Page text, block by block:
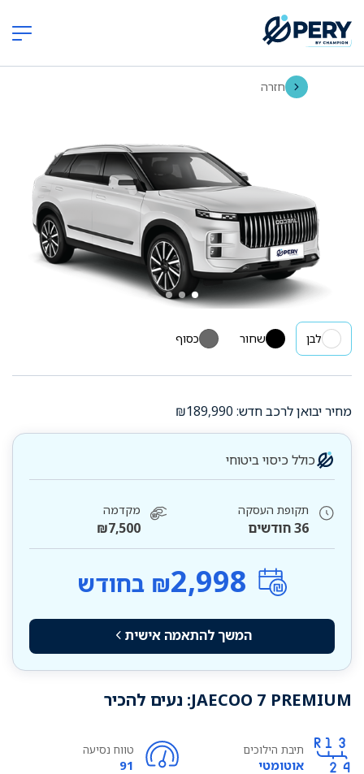
חזרה
לבן שחור כסוף
מחיר יבואן לרכב חדש: ₪189,990
כולל כיסוי ביטוחי
תקופת העסקה
36 חודשים
מקדמה
₪7,500
2,998₪ בחודש
המשך להתאמה אישית
JAECOO 7 PREMIUM: נעים להכיר
תיבת הילוכים
אוטומטי
טווח נסיעה
91